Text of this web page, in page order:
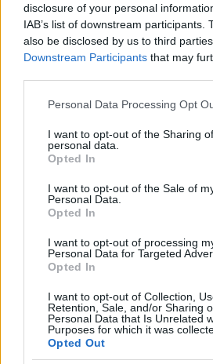
disclosure of your personal
IAB’s list of downstream participants.
also be disclosed by us to third
Downstream Participants that may
Please note that this website/app
not limited to your visit or usage
grant or deny consent to Google and
use your data for below specified
consent section.
Personal Data Processing Opt
I want to opt-out of the Sharing
personal data.
Opted In
I want to opt-out of the Sale of
Personal Data.
Opted In
I want to opt-out of processing
Personal Data for Targeted
Opted In
I want to opt-out of Collection,
Retention, Sale, and/or Sharing
Personal Data that Is Unrelated
Purposes for which it was
Opted Out